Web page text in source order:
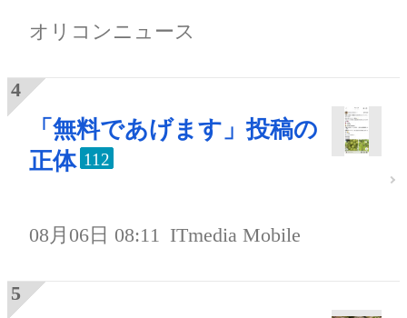
オリコンニュース
「無料であげます」投稿の
正体 112
08月06日 08:11 ITmedia Mobile